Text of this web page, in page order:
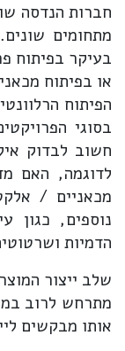
חברות הנדסה
מתחומים
בעיקר בפיתוח
או בפיתוח
הפיתוח
בסוגי
חשוב לבדוק
לדוגמה, האם
מכאניים /
נוספים, כגון
הדמיות
שלב ייצור
מתרחש לרוב
אותו מבקשים